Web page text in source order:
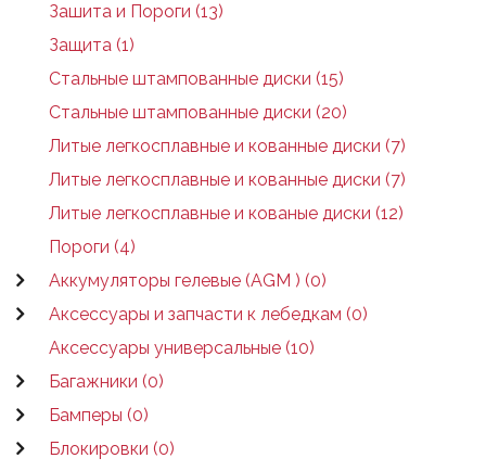
Зашита и Пороги (13)
Защита (1)
Стальные штампованные диски (15)
Стальные штампованные диски (20)
Литые легкосплавные и кованные диски (7)
Литые легкосплавные и кованные диски (7)
Литые легкосплавные и кованые диски (12)
Пороги (4)
Аккумуляторы гелевые (AGM ) (0)
Аксессуары и запчасти к лебедкам (0)
Аксессуары универсальные (10)
Багажники (0)
Бамперы (0)
Блокировки (0)